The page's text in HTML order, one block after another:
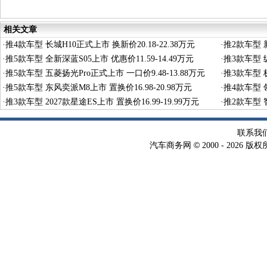
相关文章
·推4款车型 长城H10正式上市 换新价20.18-22.38万元 ·推2款车型
·推5款车型 全新深蓝S05上市 优惠价11.59-14.49万元 ·推3款车型
·推5款车型 五菱扬光Pro正式上市 一口价9.48-13.88万元 ·推3款车型
·推5款车型 东风奕派M8上市 置换价16.98-20.98万元 ·推4款车型
·推3款车型 2027款星途ES上市 置换价16.99-19.99万元 ·推2款车型
联系我
汽车商务网 © 2000 - 2026 版权